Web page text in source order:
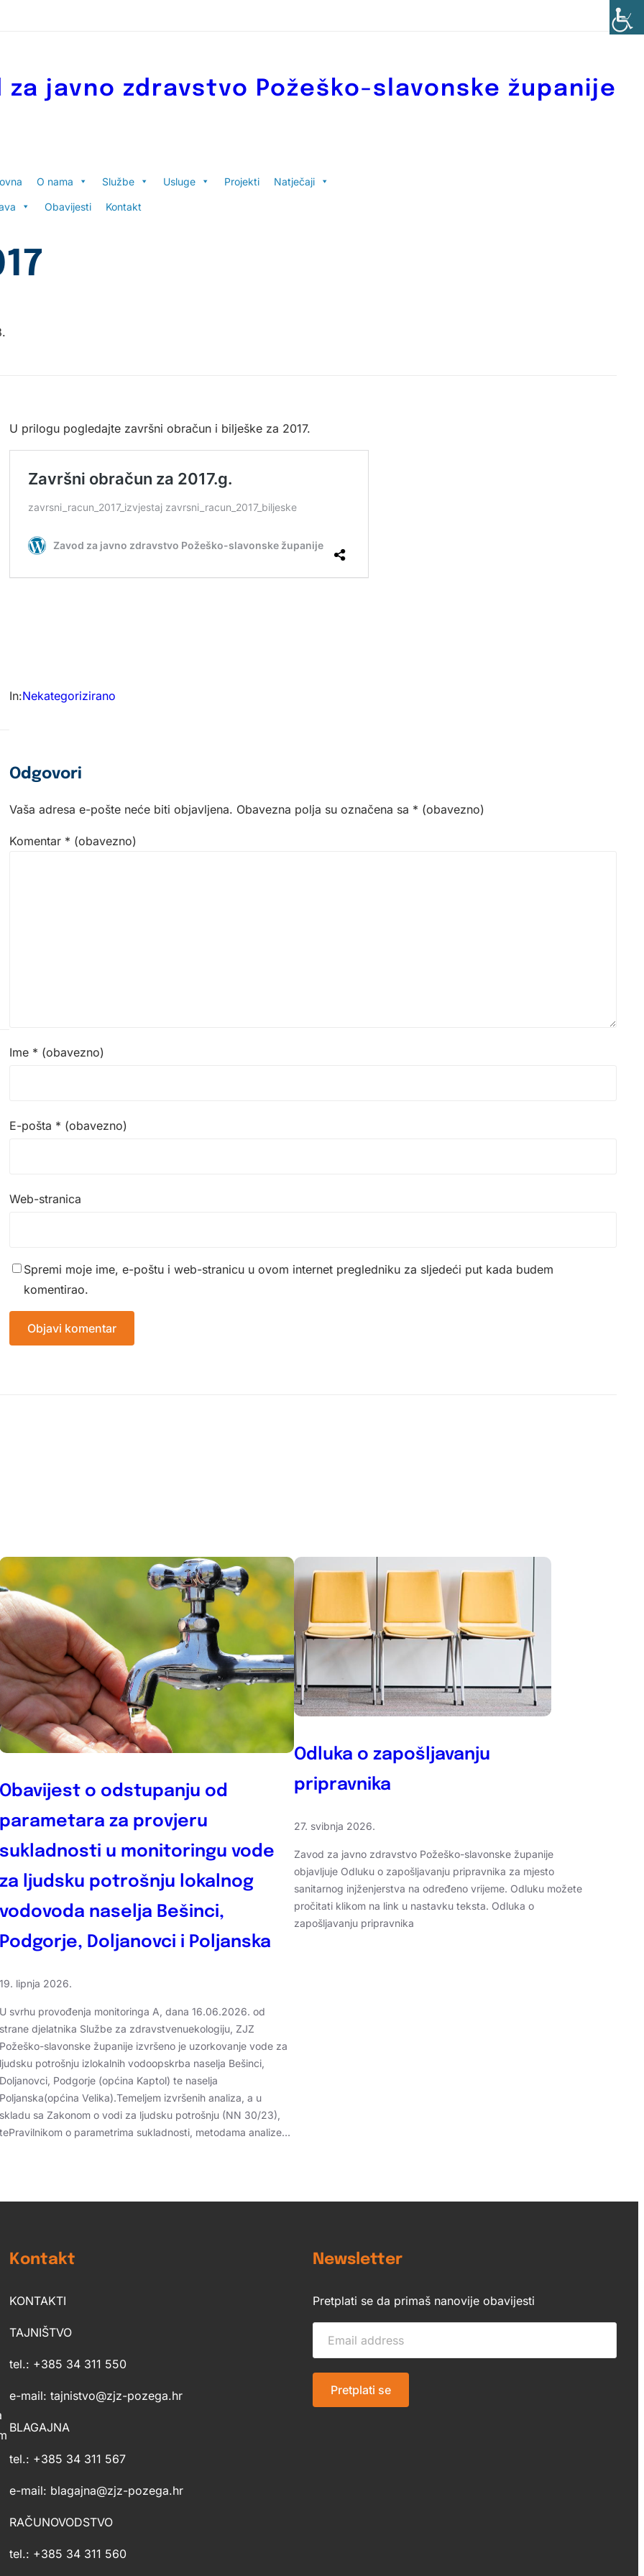
za javno zdravstvo Požeško-slavonske županije
O nama Službe Usluge Projekti Natječaji
Obavijesti Kontakt
U prilogu pogledajte završni obračun i bilješke za 2017.
In:Nekategorizirano
Odgovori
Vaša adresa e-pošte neće biti objavljena. Obavezna polja su označena sa * (obavezno)
Komentar * (obavezno)
Ime * (obavezno)
E-pošta * (obavezno)
Web-stranica
Spremi moje ime, e-poštu i web-stranicu u ovom internet pregledniku za sljedeći put kada budem
komentirao.
Obavijest o odstupanju od
parametara za provjeru
sukladnosti u monitoringu vode
za ljudsku potrošnju lokalnog
vodovoda naselja Bešinci,
Podgorje, Doljanovci i Poljanska
19. lipnja 2026.
U svrhu provođenja monitoringa A, dana 16.06.2026. od
strane djelatnika Službe za zdravstvenuekologiju, ZJZ
Požeško-slavonske županije izvršeno je uzorkovanje vode za
ljudsku potrošnju izlokalnih vodoopskrba naselja Bešinci,
Doljanovci, Podgorje (općina Kaptol) te naselja
Poljanska(općina Velika).Temeljem izvršenih analiza, a u
skladu sa Zakonom o vodi za ljudsku potrošnju (NN 30/23),
tePravilnikom o parametrima sukladnosti, metodama analize…
Odluka o zapošljavanju
pripravnika
27. svibnja 2026.
Zavod za javno zdravstvo Požeško-slavonske županije
objavljuje Odluku o zapošljavanju pripravnika za mjesto
sanitarnog injženjerstva na određeno vrijeme. Odluku možete
pročitati klikom na link u nastavku teksta. Odluka o
zapošljavanju pripravnika
Kontakt
KONTAKTI
TAJNIŠTVO
tel.: +385 34 311 550
e-mail: tajnistvo@zjz-pozega.hr
BLAGAJNA
tel.: +385 34 311 567
e-mail: blagajna@zjz-pozega.hr
RAČUNOVODSTVO
tel.: +385 34 311 560
Newsletter
Pretplati se da primaš nanovije obavijesti